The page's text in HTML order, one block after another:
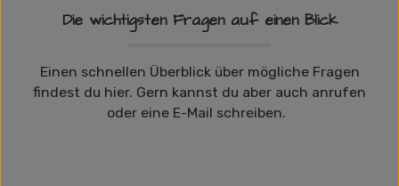
Die wichtigsten Fragen auf einen Blick
Einen schnellen Überblick über mögliche Fragen
findest du hier. Gern kannst du aber auch anrufen
oder eine E-Mail schreiben.